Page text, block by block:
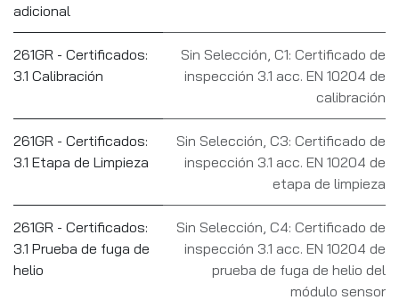
adicional
261GR - Certificados:
3.1 Calibración
Sin Selección C1: Certificado de
inspección 3.1 acc. EN 10204 de
calibración
261GR - Certificados:
3.1 Etapa de Limpieza
Sin Selección C3: Certificado de
inspección 3.1 acc. EN 10204 de
etapa de limpieza
261GR - Certificados:
3.1 Prueba de fuga de
helio
Sin Selección C4: Certificado de
inspección 3.1 acc. EN 10204 de
prueba de fuga de helio del
módulo sensor